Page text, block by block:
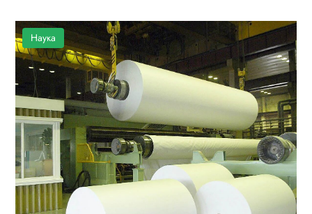
Наука